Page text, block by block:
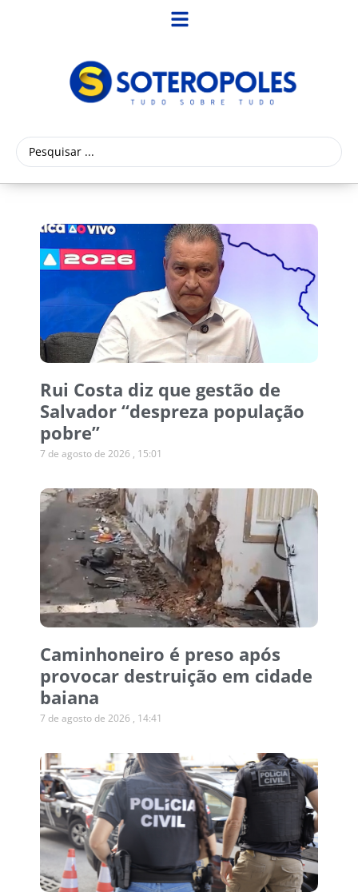
Rui Costa diz que gestão de
Salvador “despreza população
pobre”
7 de agosto de 2026 15:01
Caminhoneiro é preso após
provocar destruição em cidade
baiana
7 de agosto de 2026 14:41